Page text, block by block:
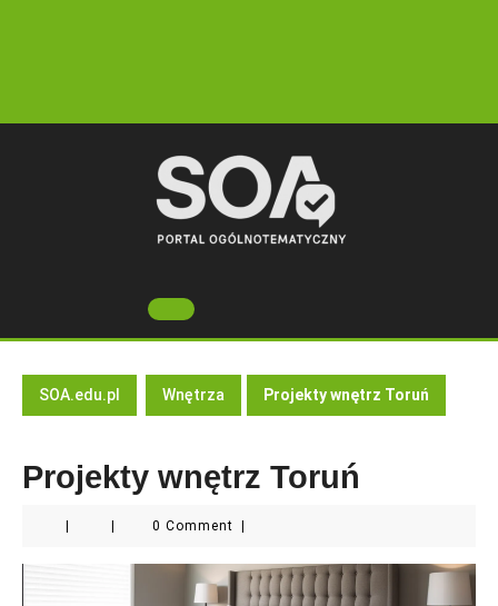
Open
Button
SOA.edu.pl Wnętrza Projekty wnętrz Toruń
Projekty wnętrz Toruń
0 Comment